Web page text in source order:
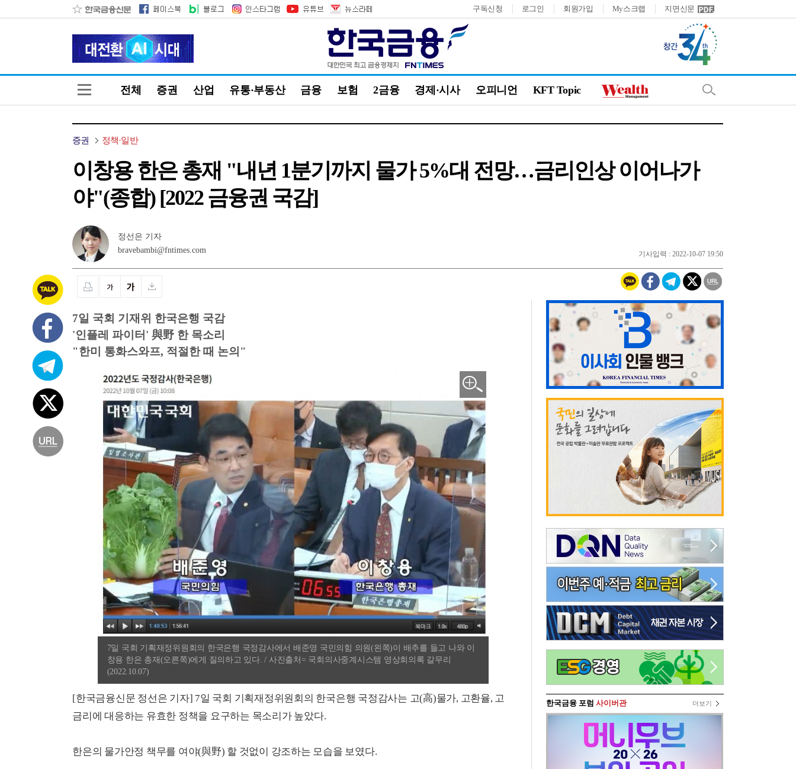
구독신청 로그인 회원가입 My스크랩 지면신문
전체 증권 산업 유통·부동산 금융 보험 2금융 경제·시사 오피니언 KFT Topic
증권 정책·일반
이창용 한은 총재 "내년 1분기까지 물가 5%대 전망…금리인상 이어나가
야"(종합) [2022 금융권 국감]
정선은 기자
bravebambi@fntimes.com
기사입력 : 2022-10-07 19:50
7일 국회 기재위 한국은행 국감
'인플레 파이터' 與野 한 목소리
"한미 통화스와프, 적절한 때 논의"
7일 국회 기획재정위원회의 한국은행 국정감사에서 배준영 국민의힘 의원(왼쪽)이 배추를 들고 나와 이
창용 한은 총재(오른쪽)에게 질의하고 있다. / 사진출처= 국회의사중계시스템 영상회의록 갈무리
(2022.10.07)
[한국금융신문 정선은 기자] 7일 국회 기획재정위원회의 한국은행 국정감사는 고(高)물가, 고환율, 고
금리에 대응하는 유효한 정책을 요구하는 목소리가 높았다.
한은의 물가안정 책무를 여야(與野) 할 것없이 강조하는 모습을 보였다.
한국금융 포럼 사이버관 더보기